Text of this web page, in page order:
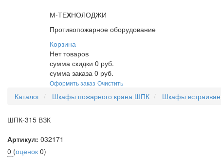
М-ТЕХНОЛОДЖИ
Противопожарное оборудование
Корзина
Нет товаров
сумма скидки 0 руб.
сумма заказа 0 руб.
Оформить заказ Очистить
Каталог Шкафы пожарного крана ШПК Шкафы
ШПК-315 ВЗК
Артикул: 032171
0 (оценок 0)